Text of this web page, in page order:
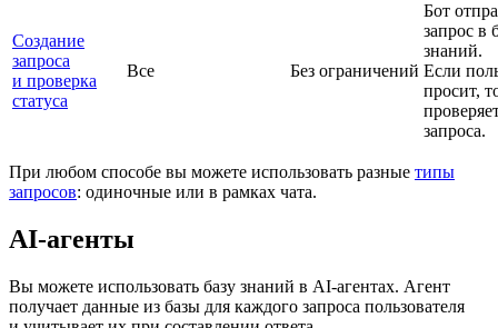
Создание
запроса
и проверка
статуса
Все Без ограничений
Бот
запрос в
знаний.
Если
просит,
запроса.
При любом способе вы можете использовать разные типы
запросов: одиночные или в рамках чата.
AI-агенты
Вы можете использовать базу знаний в AI-агентах. Агент
получает данные из базы для каждого запроса пользователя